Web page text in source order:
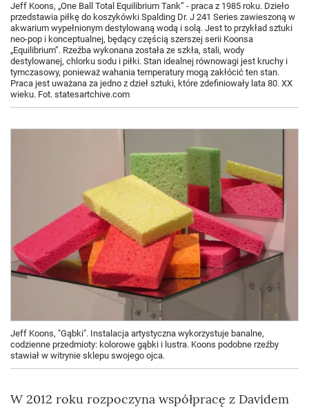
Jeff Koons, „One Ball Total Equilibrium Tank” - praca z 1985 roku. Dzieło
przedstawia piłkę do koszykówki Spalding Dr. J 241 Series zawieszoną w
akwarium wypełnionym destylowaną wodą i solą. Jest to przykład sztuki
neo-pop i konceptualnej, będący częścią szerszej serii Koonsa
„Equilibrium”. Rzeźba wykonana została ze szkła, stali, wody
destylowanej, chlorku sodu i piłki. Stan idealnej równowagi jest kruchy i
tymczasowy, ponieważ wahania temperatury mogą zakłócić ten stan.
Praca jest uważana za jedno z dzieł sztuki, które zdefiniowały lata 80. XX
wieku. Fot. statesartchive.com
Jeff Koons, "Gąbki". Instalacja artystyczna wykorzystuje banalne,
codzienne przedmioty: kolorowe gąbki i lustra. Koons podobne rzeźby
stawiał w witrynie sklepu swojego ojca.
W 2012 roku rozpoczyna współpracę z Davidem